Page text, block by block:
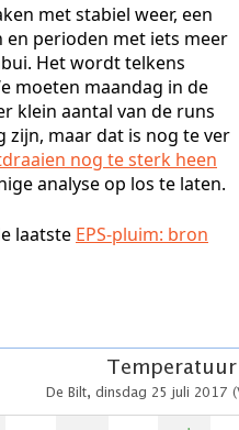
met stabiel weer, een
perioden met iets meer
Het wordt telkens
moeten maandag in de
klein aantal van de runs
maar dat is nog te ver
nog te sterk heen
analyse op los te laten.
laatste EPS-pluim: bron